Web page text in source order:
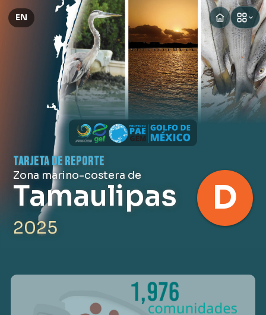
EN
D
TARJETA DE REPORTE
Zona marino-costera de
Tamaulipas
2025